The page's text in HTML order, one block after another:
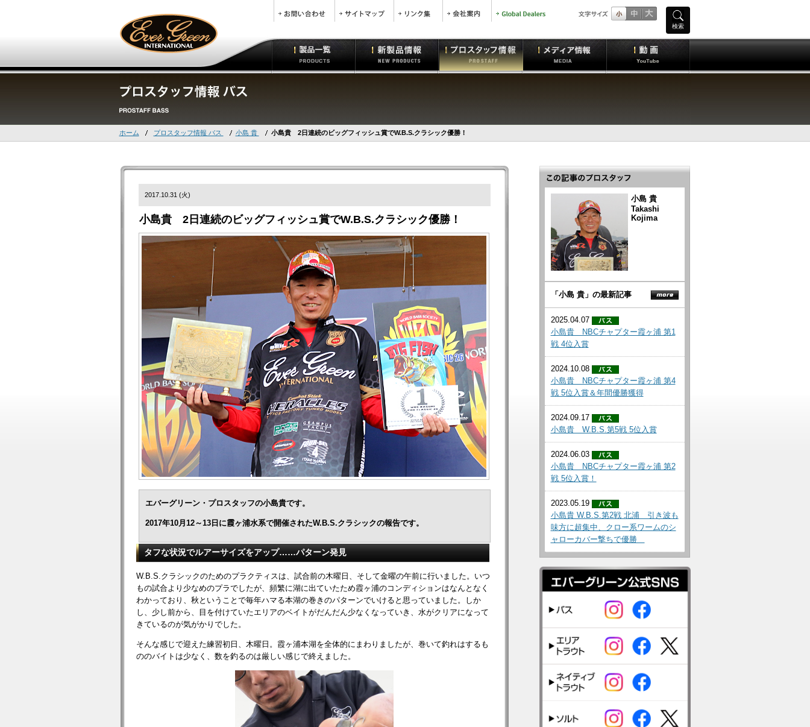
検索
ホーム プロスタッフ情報 バス 小島 貴 小島貴 2日連続のビッグフィッシュ賞でW.B.S.クラシック優勝！
2017.10.31 (火)
小島貴 2日連続のビッグフィッシュ賞でW.B.S.クラシック優勝！
エバーグリーン・プロスタッフの小島貴です。
2017年10月12～13日に霞ヶ浦水系で開催されたW.B.S.クラシックの報告です。
タフな状況でルアーサイズをアップ……パターン発見
W.B.S.クラシックのためのプラクティスは、試合前の木曜日、そして金曜の午前に行いました。いつ
もの試合より少なめのプラでしたが、頻繁に湖に出ていたため霞ヶ浦のコンディションはなんとなく
わかっており、秋ということで毎年ハマる本湖の巻きのパターンでいけると思っていました。しか
し、少し前から、目を付けていたエリアのベイトがだんだん少なくなっていき、水がクリアになって
きているのが気がかりでした。
そんな感じで迎えた練習初日、木曜日。霞ヶ浦本湖を全体的にまわりましたが、巻いて釣れはするも
ののバイトは少なく、数を釣るのは厳しい感じで終えました。
小島 貴
Takashi
Kojima
「小島 貴」の最新記事
2025.04.07
小島貴 NBCチャプター霞ヶ浦 第1
戦 4位入賞
2024.10.08
小島貴 NBCチャプター霞ヶ浦 第4
戦 5位入賞＆年間優勝獲得
2024.09.17
小島貴 W.B.S.第5戦 5位入賞
2024.06.03
小島貴 NBCチャプター霞ヶ浦 第2
戦 5位入賞！
2023.05.19
小島貴 W.B.S.第2戦 北浦 引き波も
味方に超集中、クロー系ワームのシ
ャローカバー撃ちで優勝